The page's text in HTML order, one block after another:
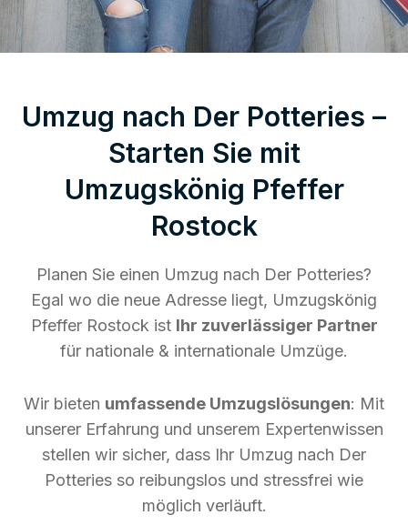
Umzug nach Der Potteries –
Starten Sie mit
Umzugskönig Pfeffer
Rostock
Planen Sie einen Umzug nach Der Potteries?
Egal wo die neue Adresse liegt, Umzugskönig
Pfeffer Rostock ist Ihr zuverlässiger Partner
für nationale & internationale Umzüge.
Wir bieten umfassende Umzugslösungen: Mit
unserer Erfahrung und unserem Expertenwissen
stellen wir sicher, dass Ihr Umzug nach Der
Potteries so reibungslos und stressfrei wie
möglich verläuft.